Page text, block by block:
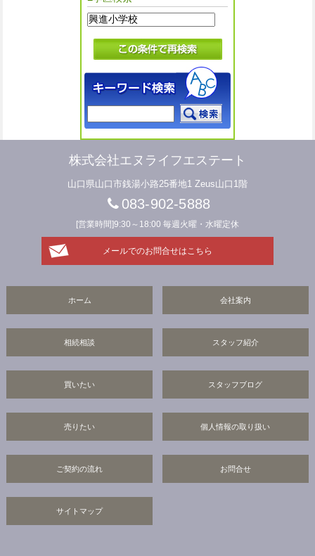
株式会社エヌライフエステート
山口県山口市銭湯小路25番地1 Zeus山口1階
083-902-5888
[営業時間]9:30～18:00 毎週火曜・水曜定休
メールでのお問合せはこちら
ホーム
ご契約の流れ お問合せ
相続相談
会社案内
個人情報の取り扱い
買いたい
スタッフ紹介
サイトマップ
売りたい
スタッフブログ